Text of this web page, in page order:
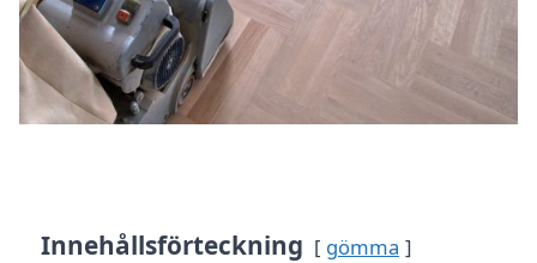
Innehållsförteckning gömma